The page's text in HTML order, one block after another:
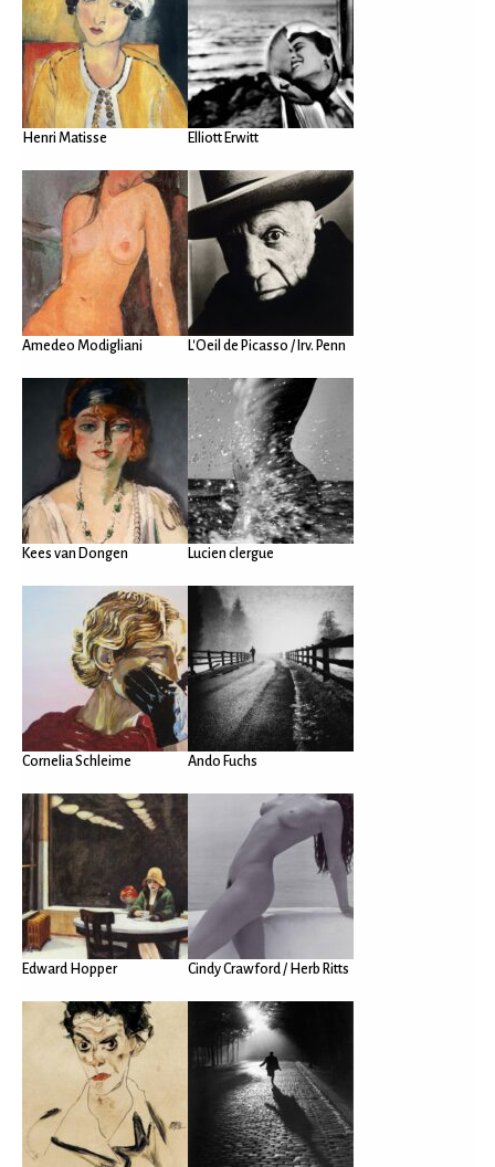
Henri Matisse Elliott Erwitt
Amedeo Modigliani L'Oeil de Picasso / Irv. Penn
Kees van Dongen Lucien clergue
Cornelia Schleime Ando Fuchs
Edward Hopper Cindy Crawford / Herb Ritts